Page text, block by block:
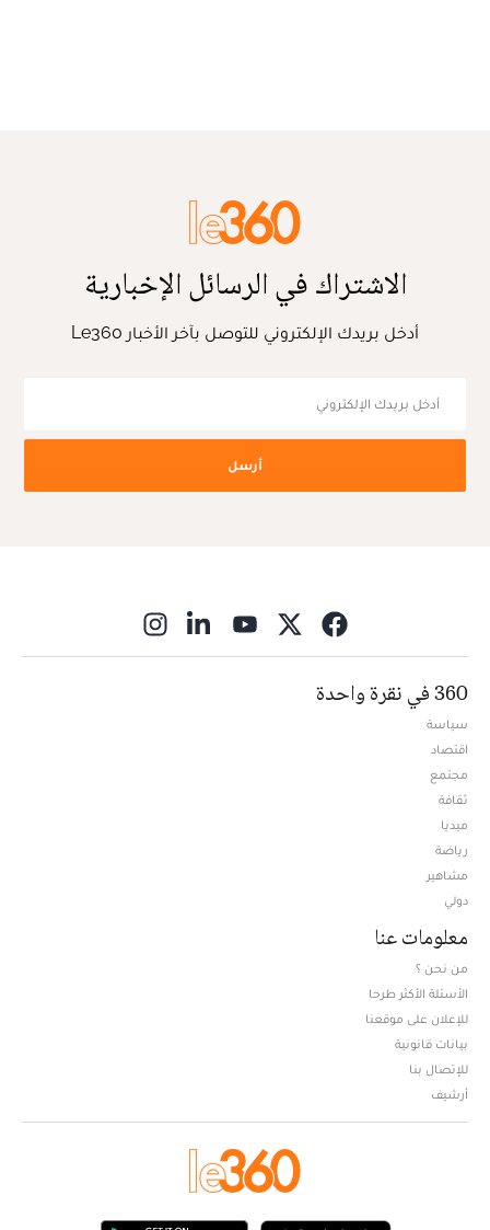
الاشتراك في الرسائل الإخبارية
أدخل بريدك الإلكتروني للتوصل بآخر الأخبار Le360
أرسل
360 في نقرة واحدة
سياسة
اقتصاد
مجتمع
ثقافة
ميديا
رياضة
مشاهير
دولي
معلومات عنا
من نحن ؟
الأسئلة الأكثر طرحا
للإعلان على موقعنا
بيانات قانونية
للإتصال بنا
أرشيف